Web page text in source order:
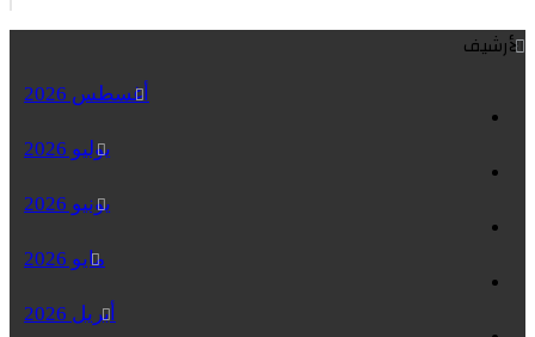
الأرشيف
أغسطس 2026
يوليو 2026
يونيو 2026
مايو 2026
أبريل 2026